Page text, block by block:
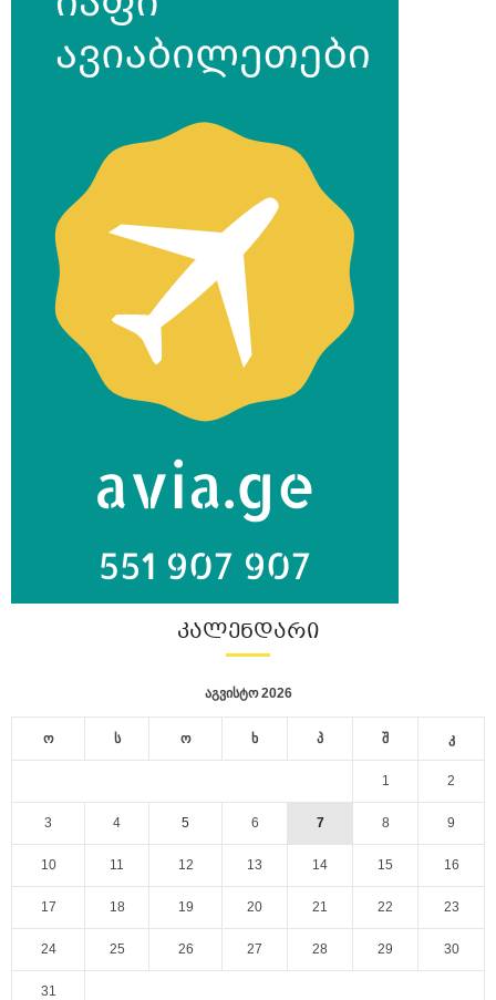
ᲙᲐᲚᲔᲜᲓᲐᲠᲘ
აგვისტო 2026
ო ს ო ხ პ შ კ
1 2
3 4 5 6 7 8 9
10 11 12 13 14 15 16
17 18 19 20 21 22 23
24 25 26 27 28 29 30
31